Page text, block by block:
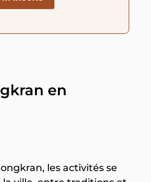
en
les activités se